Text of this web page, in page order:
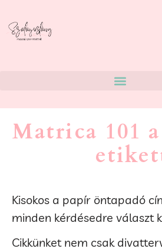
Matrica 101
Kisokos a papír öntapadó
minden kérdésedre választ
Cikkünket nem csak